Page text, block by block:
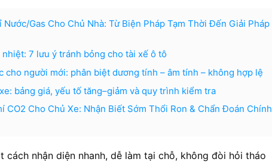
Gas Cho Chủ Nhà: Từ Biện Pháp Tạm Thời Đến Giải Pháp
7 lưu ý tránh bỏng cho tài xế ô tô
người mới: phân biệt dương tính – âm tính – không hợp lệ
bảng giá, yếu tố tăng–giảm và quy trình kiểm tra
CO2 Cho Chủ Xe: Nhận Biết Sớm Thổi Ron & Chẩn Đoán Chính
nhận diện nhanh, dễ làm tại chỗ, không đòi hỏi tháo